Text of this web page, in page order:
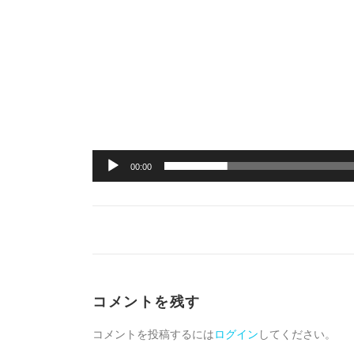
00:00
コメントを残す
コメントを投稿するにはログイン してください。